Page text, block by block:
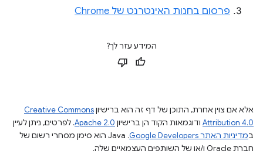
פרסום בחנות האינטרנט של Chrome
המידע עזר לך?
אלא אם צוין אחרת, התוכן של דף זה הוא ברישיוןCreative Commons
Attribution 4.0 ודוגמאות הקוד הן ברישיון Apache 2.0. לפרטים, ניתן לעיין
במדיניות האתר Google Developers‏
.‏ Java הוא סימן מסחרי רשום של
חברת Oracle ו/או של השותפים העצמאיים שלה.